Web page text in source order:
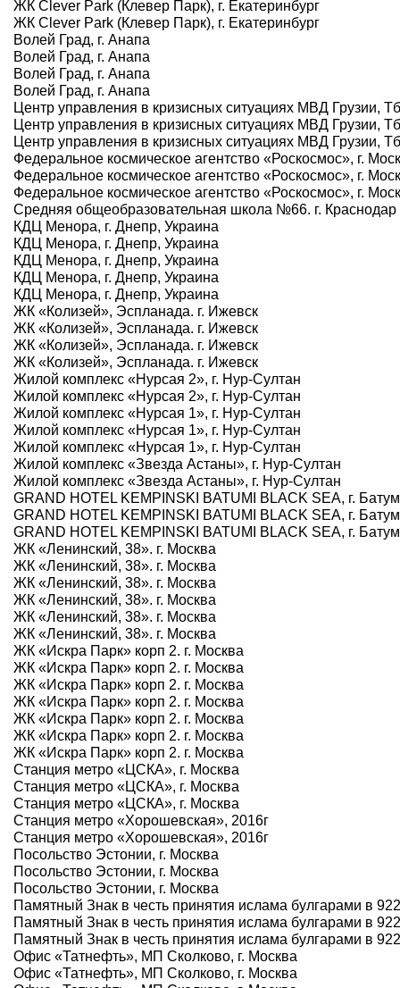
ЖК Clever Park (Клевер Парк), г. Екатеринбург
ЖК Clever Park (Клевер Парк), г. Екатеринбург
Волей Град, г. Анапа
Волей Град, г. Анапа
Волей Град, г. Анапа
Волей Град, г. Анапа
Центр управления в кризисных ситуациях МВД Грузии,
Центр управления в кризисных ситуациях МВД Грузии,
Центр управления в кризисных ситуациях МВД Грузии,
Федеральное космическое агентство «Роскосмос», г.
Федеральное космическое агентство «Роскосмос», г.
Федеральное космическое агентство «Роскосмос», г.
Средняя общеобразовательная школа №66. г. Краснодар
КДЦ Менора, г. Днепр, Украина
КДЦ Менора, г. Днепр, Украина
КДЦ Менора, г. Днепр, Украина
КДЦ Менора, г. Днепр, Украина
КДЦ Менора, г. Днепр, Украина
ЖК «Колизей», Эспланада. г. Ижевск
ЖК «Колизей», Эспланада. г. Ижевск
ЖК «Колизей», Эспланада. г. Ижевск
ЖК «Колизей», Эспланада. г. Ижевск
Жилой комплекс «Нурсая 2», г. Нур-Султан
Жилой комплекс «Нурсая 2», г. Нур-Султан
Жилой комплекс «Нурсая 1», г. Нур-Султан
Жилой комплекс «Нурсая 1», г. Нур-Султан
Жилой комплекс «Нурсая 1», г. Нур-Султан
Жилой комплекс «Звезда Астаны», г. Нур-Султан
Жилой комплекс «Звезда Астаны», г. Нур-Султан
GRAND HOTEL KEMPINSKI BATUMI BLACK SEA, г.
GRAND HOTEL KEMPINSKI BATUMI BLACK SEA, г.
GRAND HOTEL KEMPINSKI BATUMI BLACK SEA, г.
ЖК «Ленинский, 38». г. Москва
ЖК «Ленинский, 38». г. Москва
ЖК «Ленинский, 38». г. Москва
ЖК «Ленинский, 38». г. Москва
ЖК «Ленинский, 38». г. Москва
ЖК «Ленинский, 38». г. Москва
ЖК «Искра Парк» корп 2. г. Москва
ЖК «Искра Парк» корп 2. г. Москва
ЖК «Искра Парк» корп 2. г. Москва
ЖК «Искра Парк» корп 2. г. Москва
ЖК «Искра Парк» корп 2. г. Москва
ЖК «Искра Парк» корп 2. г. Москва
ЖК «Искра Парк» корп 2. г. Москва
Станция метро «ЦСКА», г. Москва
Станция метро «ЦСКА», г. Москва
Станция метро «ЦСКА», г. Москва
Станция метро «Хорошевская», 2016г
Станция метро «Хорошевская», 2016г
Посольство Эстонии, г. Москва
Посольство Эстонии, г. Москва
Посольство Эстонии, г. Москва
Памятный Знак в честь принятия ислама булгарами в 922
Памятный Знак в честь принятия ислама булгарами в 922
Памятный Знак в честь принятия ислама булгарами в 922
Офис «Татнефть», МП Сколково, г. Москва
Офис «Татнефть», МП Сколково, г. Москва